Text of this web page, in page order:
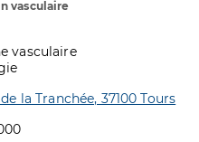
vasculaire
vasculaire
la Tranchée, 37100 Tours